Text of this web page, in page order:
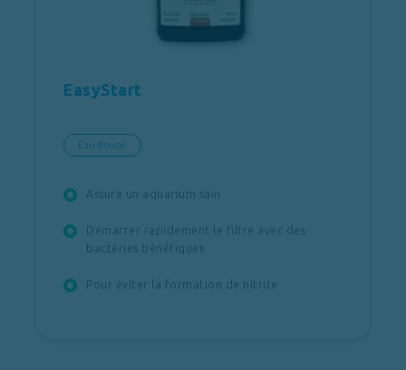
EasyStart
Eau douce
Assure un aquarium sain
Démarrer rapidement le filtre avec des
bactéries bénéfiques
Pour éviter la formation de nitrite